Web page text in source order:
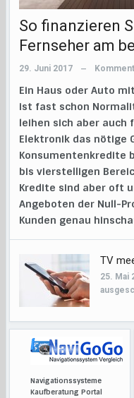
So finanzieren
Fernseher am
29. Juni 2017 —
Ein Haus oder Auto
ist fast schon
leihen sich aber auch
Elektronik das nötige
Konsumentenkredite
bis vierstelligen
Kredite sind aber oft
Angeboten der Null-
Kunden genau
TV
25. Mai
Navigationssysteme
Kaufberatung Portal